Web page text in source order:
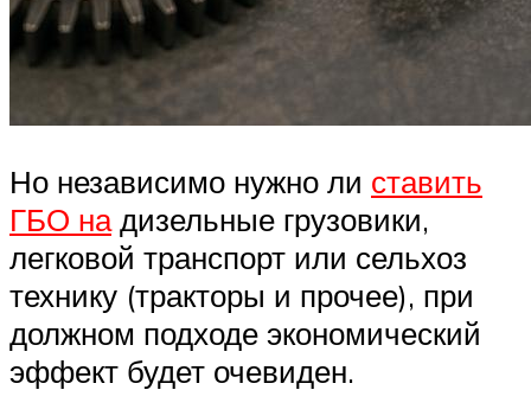
Но независимо нужно ли ставить
ГБО надизельные грузовики,
легковой транспорт или сельхоз
технику (тракторы и прочее), при
должном подходе экономический
эффект будет очевиден.